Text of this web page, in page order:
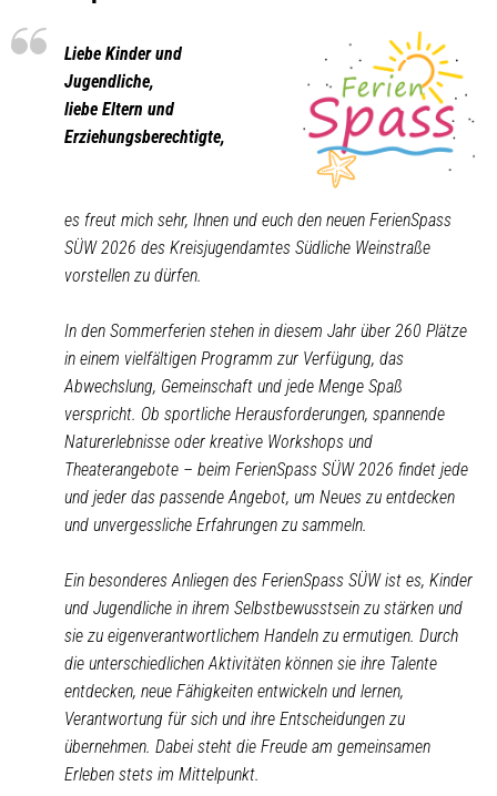
FerienSpass
Liebe Kinder und
Jugendliche,
liebe Eltern und
Erziehungsberechtigte,
es freut mich sehr, Ihnen und euch den neuen FerienSpass
SÜW 2026 des Kreisjugendamtes Südliche Weinstraße
vorstellen zu dürfen.
In den Sommerferien stehen in diesem Jahr über 260 Plätze
in einem vielfältigen Programm zur Verfügung, das
Abwechslung, Gemeinschaft und jede Menge Spaß
verspricht. Ob sportliche Herausforderungen, spannende
Naturerlebnisse oder kreative Workshops und
Theaterangebote – beim FerienSpass SÜW 2026 findet jede
und jeder das passende Angebot, um Neues zu entdecken
und unvergessliche Erfahrungen zu sammeln.
Ein besonderes Anliegen des FerienSpass SÜW ist es, Kinder
und Jugendliche in ihrem Selbstbewusstsein zu stärken und
sie zu eigenverantwortlichem Handeln zu ermutigen. Durch
die unterschiedlichen Aktivitäten können sie ihre Talente
entdecken, neue Fähigkeiten entwickeln und lernen,
Verantwortung für sich und ihre Entscheidungen zu
übernehmen. Dabei steht die Freude am gemeinsamen
Erleben stets im Mittelpunkt.